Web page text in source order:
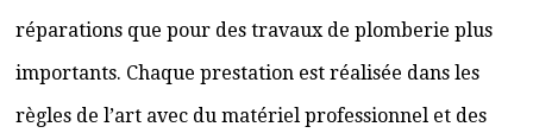
réparations que pour des travaux de plomberie plus
importants. Chaque prestation est réalisée dans les
règles de l’art avec du matériel professionnel et des